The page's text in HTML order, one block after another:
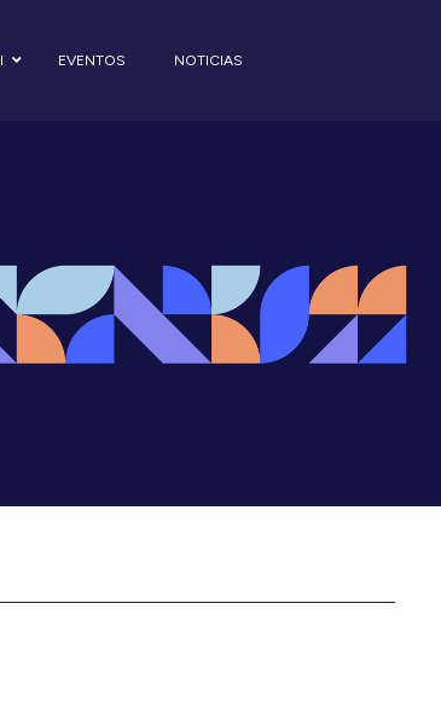
EVENTOS NOTICIAS